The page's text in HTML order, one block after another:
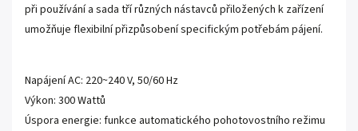
při používání a sada tří různých nástavců přiložených k zařízení
umožňuje flexibilní přizpůsobení specifickým potřebám pájení.
Napájení AC: 220~240 V, 50/60 Hz
Výkon: 300 Wattů
Úspora energie: funkce automatického pohotovostního režimu